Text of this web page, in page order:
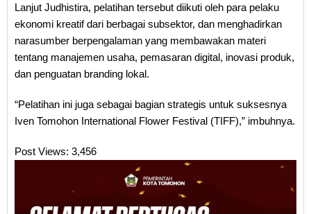
Lanjut Judhistira, pelatihan tersebut diikuti oleh para pelaku
ekonomi kreatif dari berbagai subsektor, dan menghadirkan
narasumber berpengalaman yang membawakan materi
tentang manajemen usaha, pemasaran digital, inovasi produk,
dan penguatan branding lokal.
“Pelatihan ini juga sebagai bagian strategis untuk suksesnya
Iven Tomohon International Flower Festival (TIFF),” imbuhnya.
Post Views: 3,456